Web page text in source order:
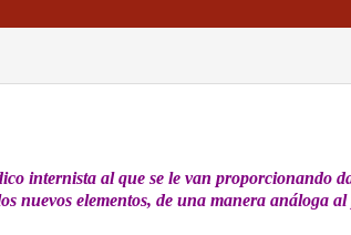
internista al que se le van proporcionando
nuevos elementos, de una manera análoga al